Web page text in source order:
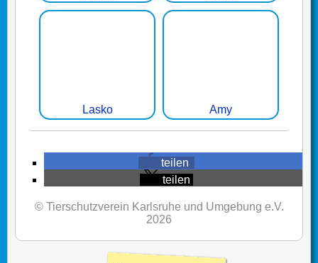
Lasko Amy
teilen
teilen
© Tierschutzverein Karlsruhe und Umgebung e.V.
2026